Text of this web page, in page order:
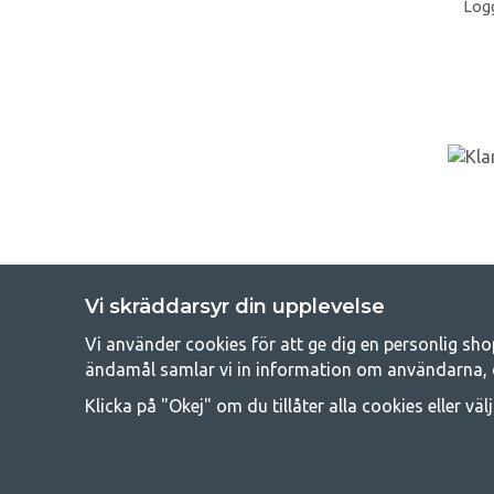
råd med att campa så därför erbjuder vi riktigt bra
Vi skräddarsyr din upplevelse
Vi använder cookies för att ge dig en personlig
ändamål samlar vi in information om användarna,
Klicka på "Okej" om du tillåter alla cookies eller